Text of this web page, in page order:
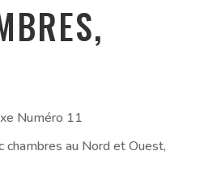
Numéro 11
chambres au Nord et Ouest,